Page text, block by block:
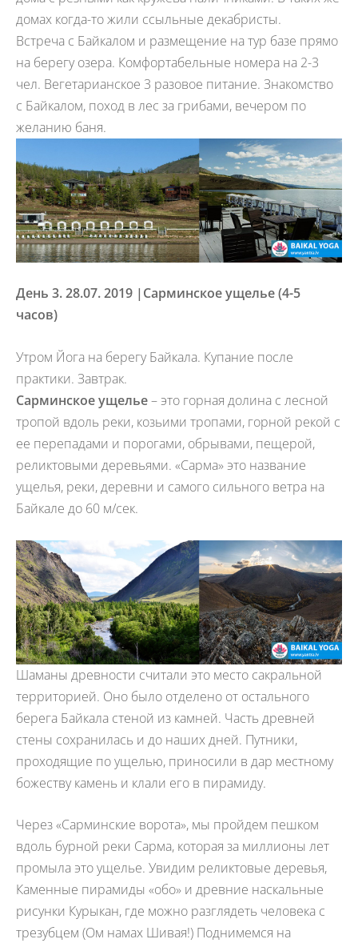
домах когда-то жили ссыльные декабристы.
Встреча с Байкалом и размещение на тур базе прямо
на берегу озера. Комфортабельные номера на 2-3
чел. Вегетарианское 3 разовое питание. Знакомство
с Байкалом, поход в лес за грибами, вечером по
желанию баня.
День 3. 28.07. 2019 | Сарминское ущелье (4-5
часов)
Утром Йога на берегу Байкала. Купание после
практики. Завтрак.
Сарминское ущелье– это горная долина с лесной
тропой вдоль реки, козьими тропами, горной рекой с
ее перепадами и порогами, обрывами, пещерой,
реликтовыми деревьями. «Сарма» это название
ущелья, реки, деревни и самого сильного ветра на
Байкале до 60 м/сек.
Шаманы древности считали это место сакральной
территорией. Оно было отделено от остального
берега Байкала стеной из камней. Часть древней
стены сохранилась и до наших дней. Путники,
проходящие по ущелью, приносили в дар местному
божеству камень и клали его в пирамиду.
Через «Сарминские ворота», мы пройдем пешком
вдоль бурной реки Сарма, которая за миллионы лет
промыла это ущелье. Увидим реликтовые деревья,
Каменные пирамиды «обо» и древние наскальные
рисунки Курыкан, где можно разглядеть человека с
трезубцем (Ом намах Шивая!) Поднимемся на